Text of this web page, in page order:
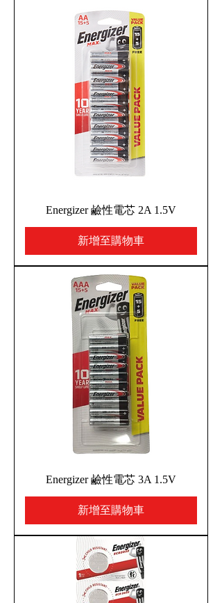
Energizer 鹼性電芯 2A 1.5V
新增至購物車
Energizer 鹼性電芯 3A 1.5V
新增至購物車